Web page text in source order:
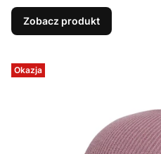
Zobacz produkt
Okazja